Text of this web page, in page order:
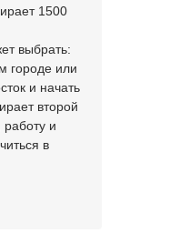
1500
выбрать:
городе или
и начать
второй
и
в